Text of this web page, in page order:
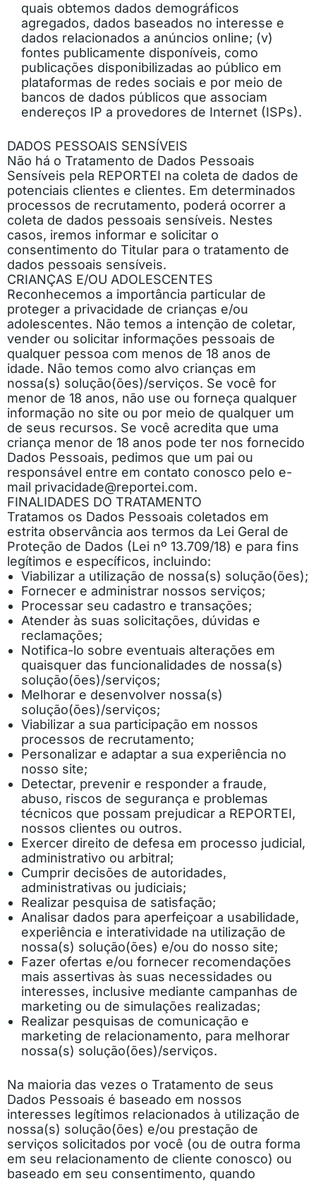
quais obtemos dados demográficos
agregados, dados baseados no interesse e
dados relacionados a anúncios online; (v)
fontes publicamente disponíveis, como
publicações disponibilizadas ao público em
plataformas de redes sociais e por meio de
bancos de dados públicos que associam
endereços IP a provedores de Internet (ISPs).
DADOS PESSOAIS SENSÍVEIS
Não há o Tratamento de Dados Pessoais
Sensíveis pela REPORTEI na coleta de dados de
potenciais clientes e clientes. Em determinados
processos de recrutamento, poderá ocorrer a
coleta de dados pessoais sensíveis. Nestes
casos, iremos informar e solicitar o
consentimento do Titular para o tratamento de
dados pessoais sensíveis.
CRIANÇAS E/OU ADOLESCENTES
Reconhecemos a importância particular de
proteger a privacidade de crianças e/ou
adolescentes. Não temos a intenção de coletar,
vender ou solicitar informações pessoais de
qualquer pessoa com menos de 18 anos de
idade. Não temos como alvo crianças em
nossa(s) solução(ões)/serviços. Se você for
menor de 18 anos, não use ou forneça qualquer
informação no site ou por meio de qualquer um
de seus recursos. Se você acredita que uma
criança menor de 18 anos pode ter nos fornecido
Dados Pessoais, pedimos que um pai ou
responsável entre em contato conosco pelo e-
mail privacidade@reportei.com.
FINALIDADES DO TRATAMENTO
Tratamos os Dados Pessoais coletados em
estrita observância aos termos da Lei Geral de
Proteção de Dados (Lei nº 13.709/18) e para fins
legítimos e específicos, incluindo:
Viabilizar a utilização de nossa(s) solução(ões);
Fornecer e administrar nossos serviços;
Processar seu cadastro e transações;
Atender às suas solicitações, dúvidas e
reclamações;
Notifica-lo sobre eventuais alterações em
quaisquer das funcionalidades de nossa(s)
solução(ões)/serviços;
Melhorar e desenvolver nossa(s)
solução(ões)/serviços;
Viabilizar a sua participação em nossos
processos de recrutamento;
Personalizar e adaptar a sua experiência no
nosso site;
Detectar, prevenir e responder a fraude,
abuso, riscos de segurança e problemas
técnicos que possam prejudicar a REPORTEI,
nossos clientes ou outros.
Exercer direito de defesa em processo judicial,
administrativo ou arbitral;
Cumprir decisões de autoridades,
administrativas ou judiciais;
Realizar pesquisa de satisfação;
Analisar dados para aperfeiçoar a usabilidade,
experiência e interatividade na utilização de
nossa(s) solução(ões) e/ou do nosso site;
Fazer ofertas e/ou fornecer recomendações
mais assertivas às suas necessidades ou
interesses, inclusive mediante campanhas de
marketing ou de simulações realizadas;
Realizar pesquisas de comunicação e
marketing de relacionamento, para melhorar
nossa(s) solução(ões)/serviços.
Na maioria das vezes o Tratamento de seus
Dados Pessoais é baseado em nossos
interesses legítimos relacionados à utilização de
nossa(s) solução(ões) e/ou prestação de
serviços solicitados por você (ou de outra forma
em seu relacionamento de cliente conosco) ou
baseado em seu consentimento, quando